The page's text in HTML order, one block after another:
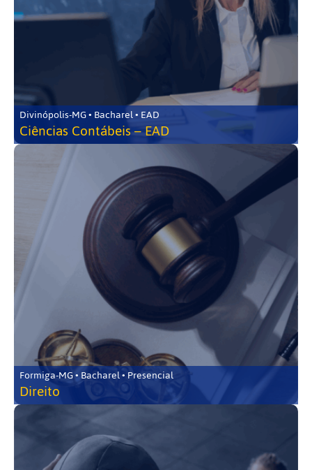
Divinópolis-MG • Bacharel • EAD
Ciências Contábeis – EAD
Formiga-MG • Bacharel • Presencial
Direito